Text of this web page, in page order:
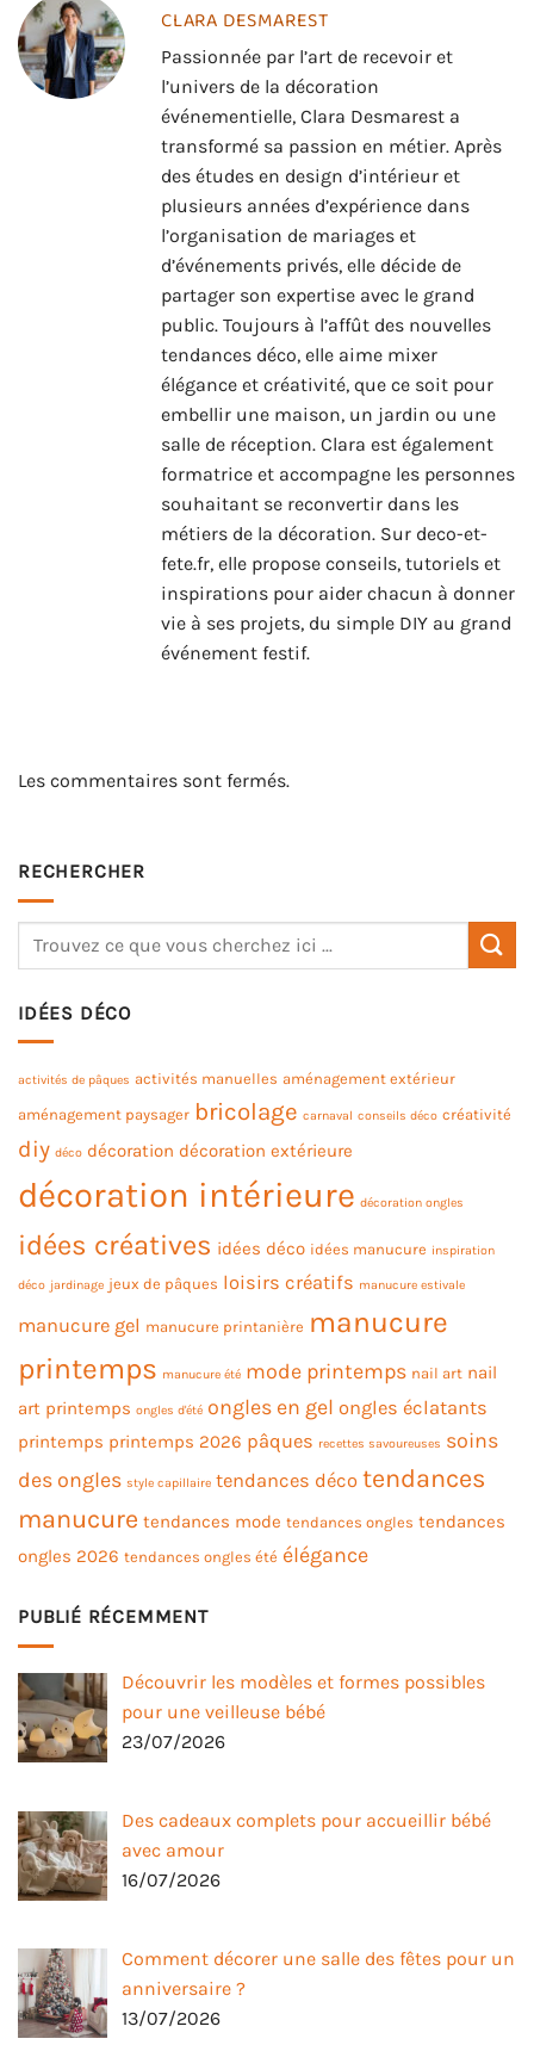
CLARA DESMAREST
Passionnée par l’art de recevoir et
l’univers de la décoration
événementielle, Clara Desmarest a
transformé sa passion en métier. Après
des études en design d’intérieur et
plusieurs années d’expérience dans
l’organisation de mariages et
d’événements privés, elle décide de
partager son expertise avec le grand
public. Toujours à l’affût des nouvelles
tendances déco, elle aime mixer
élégance et créativité, que ce soit pour
embellir une maison, un jardin ou une
salle de réception. Clara est également
formatrice et accompagne les personnes
souhaitant se reconvertir dans les
métiers de la décoration. Sur deco-et-
fete.fr, elle propose conseils, tutoriels et
inspirations pour aider chacun à donner
vie à ses projets, du simple DIY au grand
événement festif.
Les commentaires sont fermés.
RECHERCHER
IDÉES DÉCO
activités de pâques activités manuelles aménagement extérieur
aménagement paysager bricolage carnaval conseils déco créativité
diy déco décoration décoration extérieure
décoration intérieure décoration ongles
idées créatives idées déco idées manucure inspiration
déco jardinage jeux de pâques loisirs créatifs manucure estivale
manucure gel manucure printanière manucure
printemps manucure été mode printemps nail art nail
art printemps ongles d'été ongles en gel ongles éclatants
printemps printemps 2026 pâques recettes savoureuses soins
des ongles style capillaire tendances déco tendances
manucure tendances mode tendances ongles tendances
ongles 2026 tendances ongles été élégance
PUBLIÉ RÉCEMMENT
Découvrir les modèles et formes possibles
pour une veilleuse bébé
23/07/2026
Des cadeaux complets pour accueillir bébé
avec amour
16/07/2026
Comment décorer une salle des fêtes pour un
anniversaire ?
13/07/2026